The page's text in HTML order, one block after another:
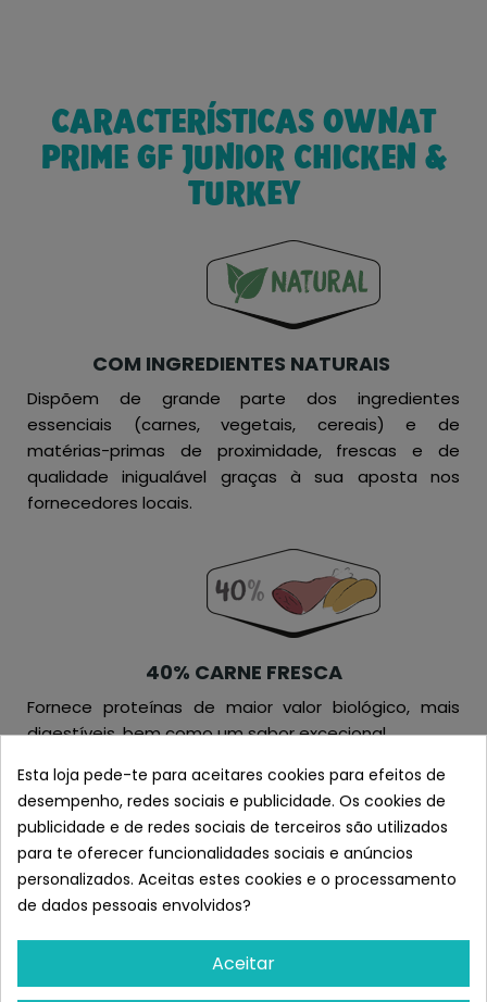
CARACTERÍSTICAS OWNAT
PRIME GF JUNIOR CHICKEN &
TURKEY
COM INGREDIENTES NATURAIS
Dispõem de grande parte dos ingredientes
essenciais (carnes, vegetais, cereais) e de
matérias-primas de proximidade, frescas e de
qualidade inigualável graças à sua aposta nos
fornecedores locais.
40% CARNE FRESCA
Fornece proteínas de maior valor biológico, mais
digestíveis, bem como um sabor excecional.
SEM CEREAIS
O sistema digestivo de cães e gatos não está
preparado para assimilar os cereais crus e, embora
consigam digerir os cereais cozinhados, estes
Esta loja pede-te para aceitares cookies para efeitos de
desempenho, redes sociais e publicidade. Os cookies de
publicidade e de redes sociais de terceiros são utilizados
para te oferecer funcionalidades sociais e anúncios
personalizados. Aceitas estes cookies e o processamento
de dados pessoais envolvidos?
Aceitar